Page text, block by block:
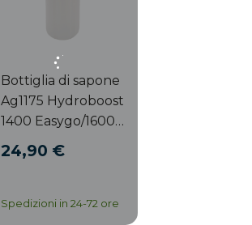
Bottiglia di sapone
Ag1175 Hydroboost
1400 Easygo/1600
Car&Garden/2000
Car&Garden Pro
24,90 €
Spedizioni in 24-72 ore